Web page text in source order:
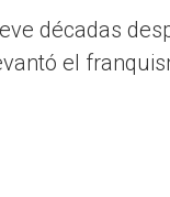
décadas
el